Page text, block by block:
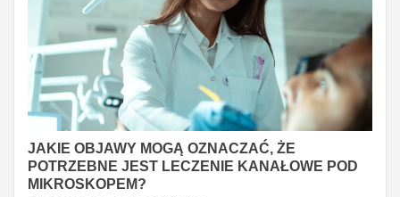
JAKIE OBJAWY MOGĄ OZNACZAĆ, ŻE
POTRZEBNE JEST LECZENIE KANAŁOWE POD
MIKROSKOPEM?